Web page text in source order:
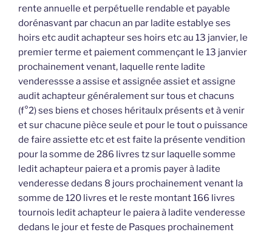
rente annuelle et perpétuelle rendable et payable
dorénasvant par chacun an par ladite establye ses
hoirs etc audit achapteur ses hoirs etc au 13 janvier, le
premier terme et paiement commençant le 13 janvier
prochainement venant, laquelle rente ladite
venderessse a assise et assignée assiet et assigne
audit achapteur généralement sur tous et chacuns
(f°2) ses biens et choses héritaulx présents et à venir
et sur chacune pièce seule et pour le tout o puissance
de faire assiette etc et est faite la présente vendition
pour la somme de 286 livres tz sur laquelle somme
ledit achapteur paiera et a promis payer à ladite
venderesse dedans 8 jours prochainement venant la
somme de 120 livres et le reste montant 166 livres
tournois ledit achapteur le paiera à ladite venderesse
dedans le jour et feste de Pasques prochainement